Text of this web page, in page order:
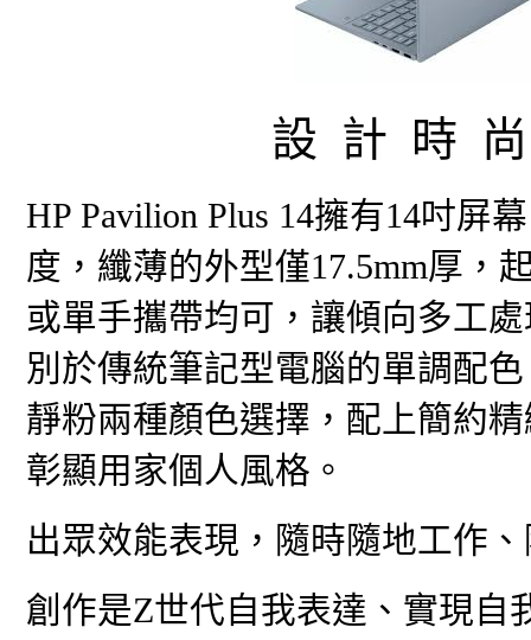
設 計 時
HP Pavilion Plus 14擁有14吋屏
度，纖薄的外型僅17.5mm厚，
或單手攜帶均可，讓傾向多工
別於傳統筆記型電腦的單調配
靜粉兩種顏色選擇，配上簡約
彰顯用家個人風格。
出眾效能表現，隨時隨地工作
創作是Z世代自我表達、實現自